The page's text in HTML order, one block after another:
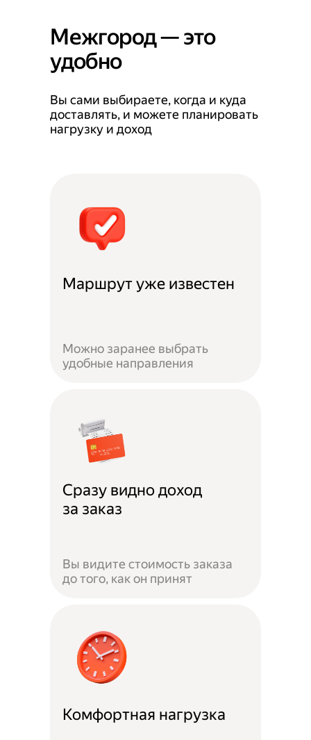
Межгород — это
удобно
Вы сами выбираете, когда и куда
доставлять, и можете планировать
нагрузку и доход
Маршрут уже известен
Можно заранее выбрать
удобные направления
Сразу видно доход
за заказ
Вы видите стоимость заказа
до того, как он принят
Комфортная нагрузка